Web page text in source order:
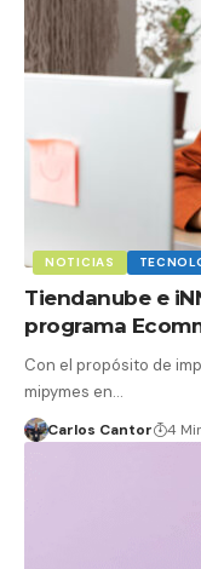
NOTICIAS
Tiendanube e
programa
Con el propósito de
mipymes en…
Carlos Cantor 4